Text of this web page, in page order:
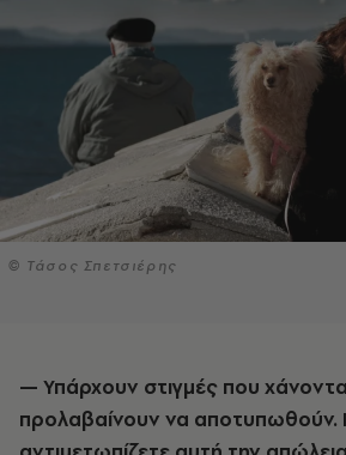
© Τάσος Σπετσιέρης
— Υπάρχουν στιγμές που χάνονται, δεν
προλαβαίνουν να